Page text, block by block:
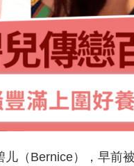
儿（Bernice），早前